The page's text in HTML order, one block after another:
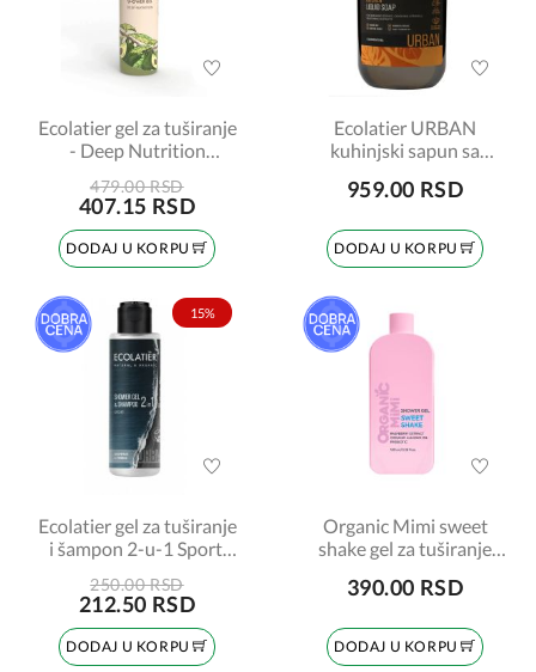
Ecolatier gel za tuširanje
- Deep Nutrition
479.00 RSD
407.15 RSD
DODAJ U KORPU
Ecolatier URBAN
kuhinjski sapun sa
959.00 RSD
DODAJ U KORPU
15%
Ecolatier gel za tuširanje
i šampon 2-u-1 Sport,
250.00 RSD
212.50 RSD
DODAJ U KORPU
Organic Mimi sweet
shake gel za tuširanje
390.00 RSD
DODAJ U KORPU